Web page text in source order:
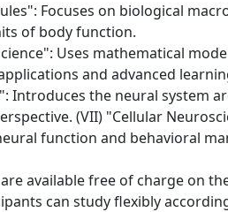
Focuses on biological
of body function.
Uses mathematical
and advanced
Introduces the neural system
(VII) "Cellular
function and behavioral
available free of charge on
can study flexibly